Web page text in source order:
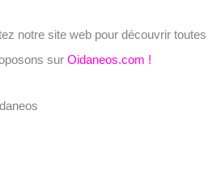
notre site web pour découvrir toutes
sur Oidaneos.com !